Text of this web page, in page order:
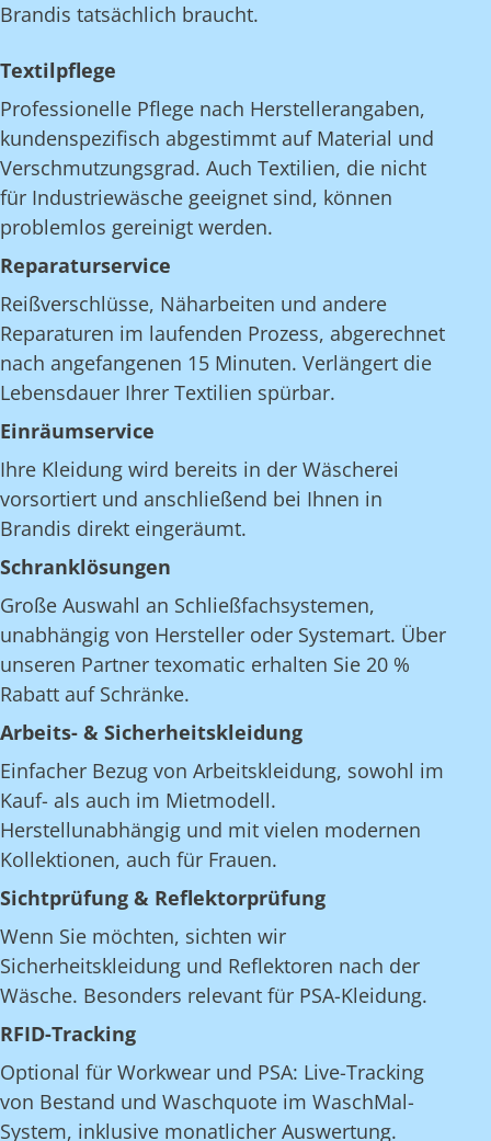
Brandis tatsächlich braucht.
Textilpflege
Professionelle Pflege nach Herstellerangaben,
kundenspezifisch abgestimmt auf Material und
Verschmutzungsgrad. Auch Textilien, die nicht
für Industriewäsche geeignet sind, können
problemlos gereinigt werden.
Reparaturservice
Reißverschlüsse, Näharbeiten und andere
Reparaturen im laufenden Prozess, abgerechnet
nach angefangenen 15 Minuten. Verlängert die
Lebensdauer Ihrer Textilien spürbar.
Einräumservice
Ihre Kleidung wird bereits in der Wäscherei
vorsortiert und anschließend bei Ihnen in
Brandis direkt eingeräumt.
Schranklösungen
Große Auswahl an Schließfachsystemen,
unabhängig von Hersteller oder Systemart. Über
unseren Partner texomatic erhalten Sie 20 %
Rabatt auf Schränke.
Arbeits- & Sicherheitskleidung
Einfacher Bezug von Arbeitskleidung, sowohl im
Kauf- als auch im Mietmodell.
Herstellunabhängig und mit vielen modernen
Kollektionen, auch für Frauen.
Sichtprüfung & Reflektorprüfung
Wenn Sie möchten, sichten wir
Sicherheitskleidung und Reflektoren nach der
Wäsche. Besonders relevant für PSA-Kleidung.
RFID-Tracking
Optional für Workwear und PSA: Live-Tracking
von Bestand und Waschquote im WaschMal-
System, inklusive monatlicher Auswertung.